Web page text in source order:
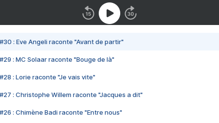
#30 : Eve Angeli raconte "Avant de partir"
#29 : MC Solaar raconte "Bouge de là"
#28 : Lorie raconte "Je vais vite"
#27 : Christophe Willem raconte "Jacques a dit"
#26 : Chimène Badi raconte "Entre nous"